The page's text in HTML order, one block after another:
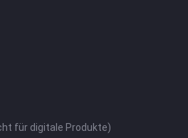
für digitale Produkte)